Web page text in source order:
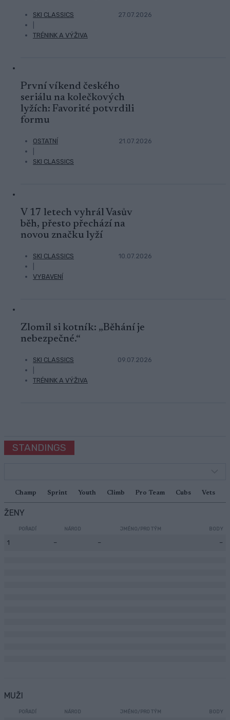
SKI CLASSICS
TRÉNINK A VÝŽIVA
27.07.2026
První víkend českého
seriálu na kolečkových
lyžích: Favorité potvrdili
formu
OSTATNÍ
SKI CLASSICS
21.07.2026
V 17 letech vyhrál Vasův
běh, přesto přechází na
novou značku lyží
SKI CLASSICS
VYBAVENÍ
10.07.2026
Zlomil si kotník: „Běhání je
nebezpečné.“
SKI CLASSICS
TRÉNINK A VÝŽIVA
09.07.2026
STANDINGS
Champ Sprint Youth Climb Pro Team Cubs Vets
ŽENY
POŘADÍ NÁROD JMÉNO/PRO TÝM BODY
1 – – –
MUŽI
POŘADÍ NÁROD JMÉNO/PRO TÝM BODY